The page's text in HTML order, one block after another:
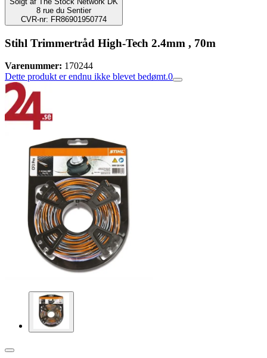
8 rue du Sentier
CVR-nr: FR86901950774
Stihl Trimmertråd High-Tech 2.4mm , 70m
Varenummer: 170244
Dette produkt er endnu ikke blevet bedømt.0